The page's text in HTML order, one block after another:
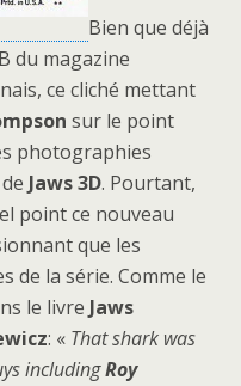
Bien que déjà
du magazine
ce cliché mettant
sur le point
photographies
Jaws 3D. Pourtant,
point ce nouveau
que les
de la série. Comme le
le livre Jaws
: « That shark was
includingRoy